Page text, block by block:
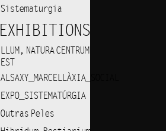
Sistematurgia
EXHIBITIONS
LLUM, NATURA CENTRUM
EST
ALSAXY_MARCELLÀXIA_SOCIAL
EXPO_SISTEMATÚRGIA
Outras Peles